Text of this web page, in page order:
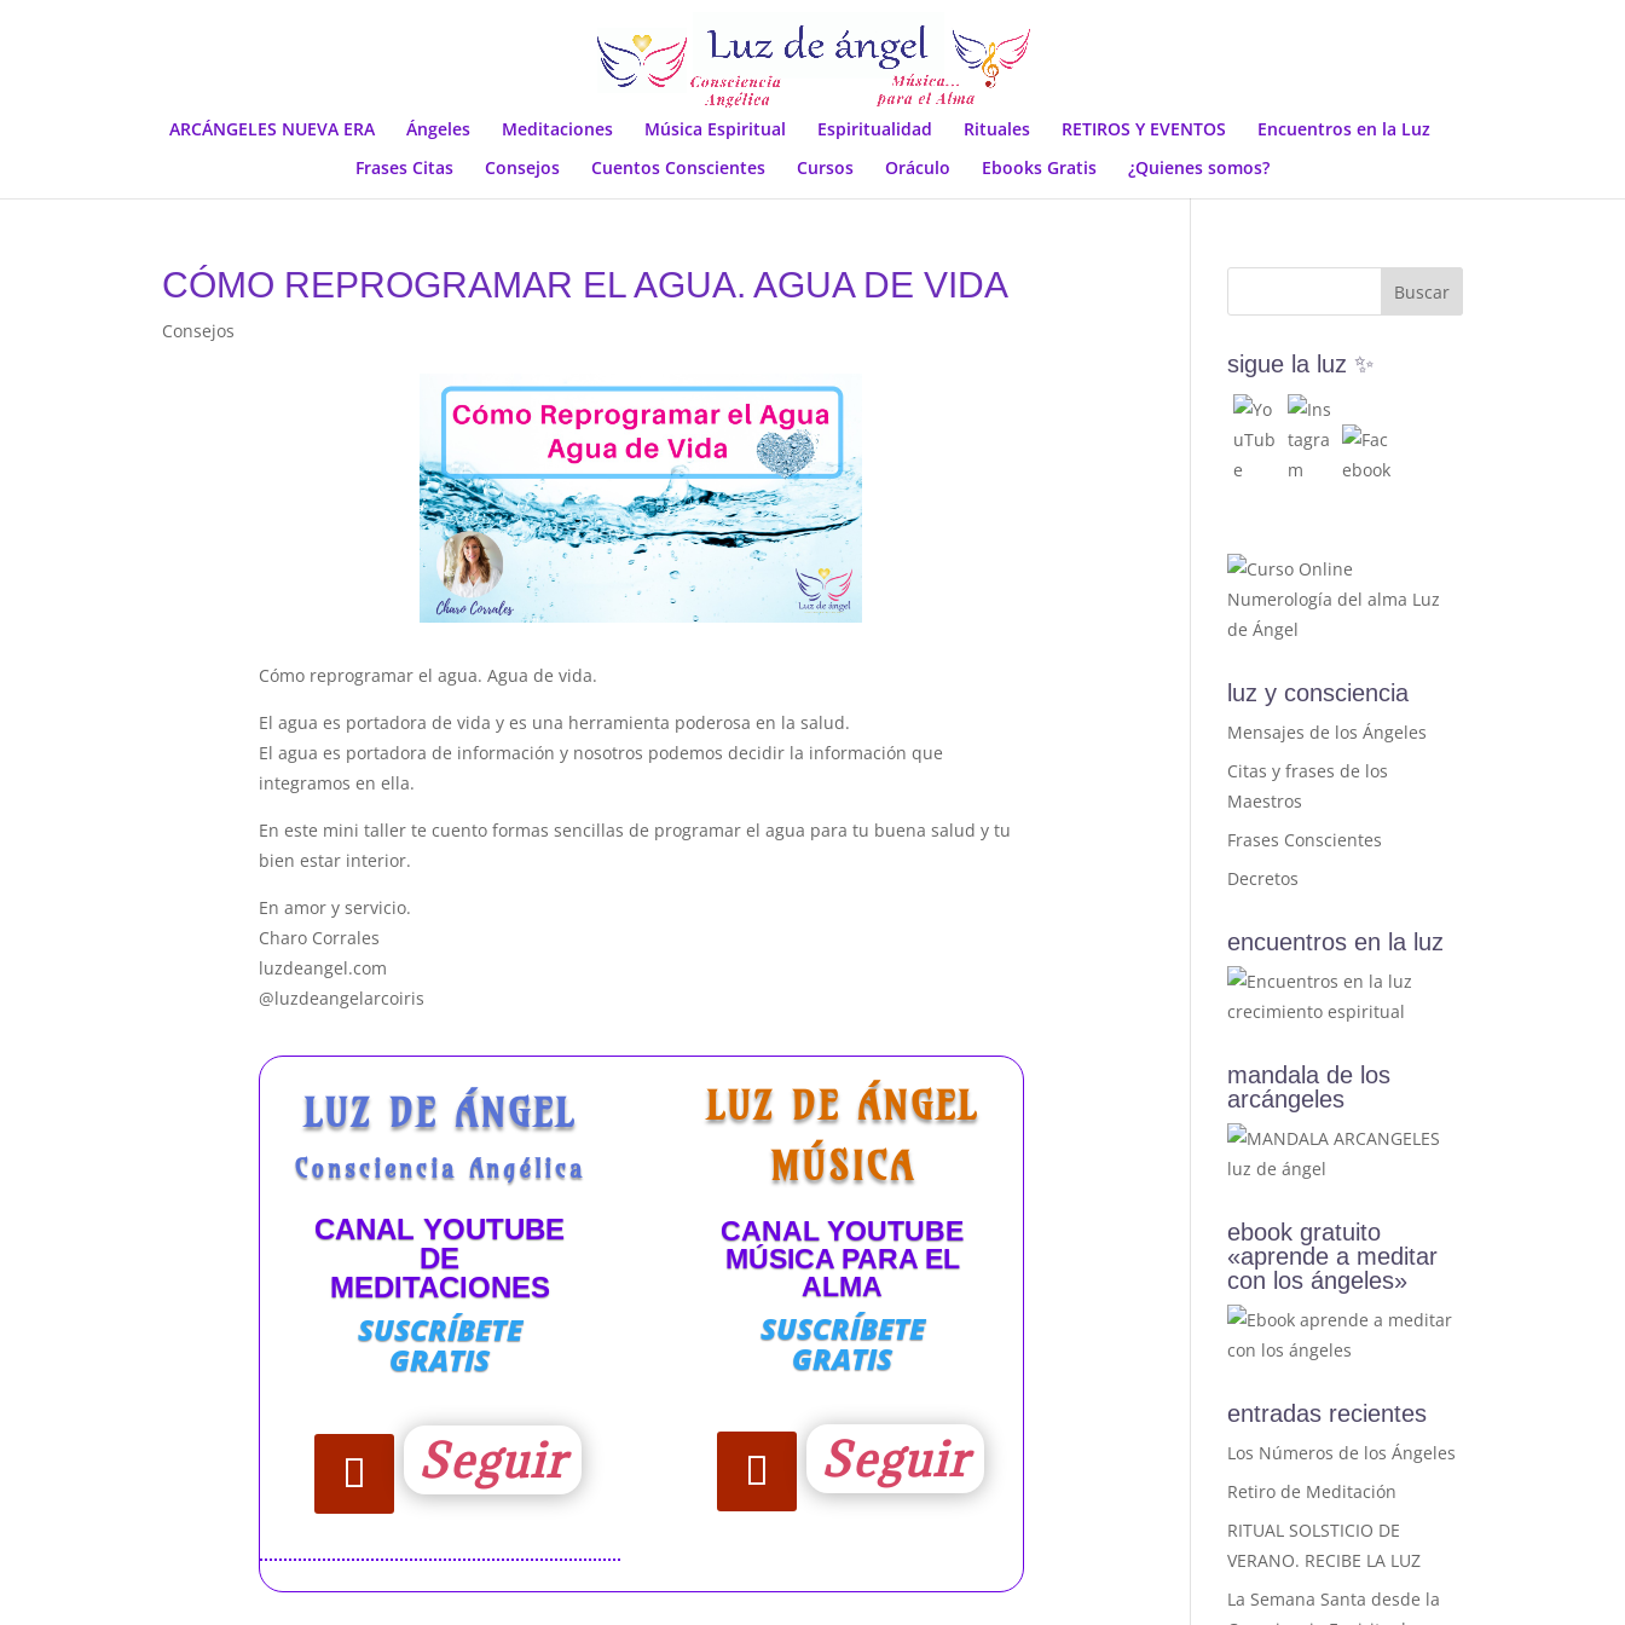
ARCÁNGELES NUEVA ERA Ángeles Meditaciones Música Espiritual Espiritualidad Rituales RETIROS Y EVENTOS
Encuentros en la Luz
Frases Citas
Consejos Cuentos Conscientes Cursos Oráculo Ebooks Gratis ¿Quienes somos?
CÓMO REPROGRAMAR EL AGUA. AGUA DE VIDA
Consejos
Cómo reprogramar el agua. Agua de vida.
El agua es portadora de vida y es una herramienta poderosa en la salud.
El agua es portadora de información y nosotros podemos decidir la información que
integramos en ella.
En este mini taller te cuento formas sencillas de programar el agua para tu buena salud y tu
bien estar interior.
En amor y servicio.
Charo Corrales
luzdeangel.com
@luzdeangelarcoiris
LUZ DE ÁNGEL
Consciencia Angélica
CANAL YOUTUBE
DE
MEDITACIONES
SUSCRÍBETE
GRATIS
Seguir
LUZ DE ÁNGEL
MÚSICA
CANAL YOUTUBE
MÚSICA PARA EL
ALMA
SUSCRÍBETE
GRATIS
Seguir
sigue la luz ✨
luz y consciencia
Mensajes de los Ángeles
Citas y frases de los
Maestros
Frases Conscientes
Decretos
encuentros en la luz
mandala de los
arcángeles
ebook gratuito
«aprende a meditar
con los ángeles»
entradas recientes
Los Números de los Ángeles
Retiro de Meditación
RITUAL SOLSTICIO DE
VERANO. RECIBE LA LUZ
La Semana Santa desde la